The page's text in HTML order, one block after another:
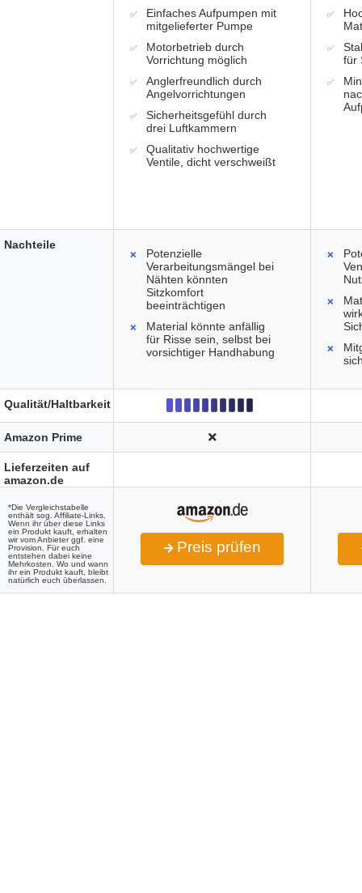
Einfaches Aufpumpen mit
mitgelieferter Pumpe
Motorbetrieb durch
Vorrichtung möglich
Anglerfreundlich durch
Angelvorrichtungen
Sicherheitsgefühl durch
drei Luftkammern
Qualitativ hochwertige
Ventile, dicht verschweißt
für
Potenzielle
Verarbeitungsmängel bei
Nähten könnten
Sitzkomfort
beeinträchtigen
Material könnte anfällig
für Risse sein, selbst bei
vorsichtiger Handhabung
Preis prüfen
Nachteile
Qualität/Haltbarkeit
Amazon Prime
Lieferzeiten auf
amazon.de
*Die Vergleichstabelle
enthält sog. Affiliate-Links.
Wenn ihr über diese Links
ein Produkt kauft, erhalten
wir vom Anbieter ggf. eine
Provision. Für euch
entstehen dabei keine
Mehrkosten. Wo und wann
ihr ein Produkt kauft, bleibt
natürlich euch überlassen.